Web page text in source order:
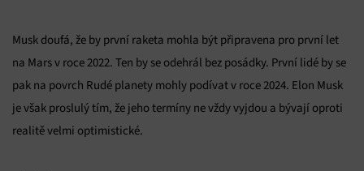
Musk doufá, že by první raketa mohla být připravena pro první let
na Mars v roce 2022. Ten by se odehrál bez posádky. První lidé by se
pak na povrch Rudé planety mohly podívat v roce 2024. Elon Musk
je však proslulý tím, že jeho termíny ne vždy vyjdou a bývají oproti
realitě velmi optimistické.